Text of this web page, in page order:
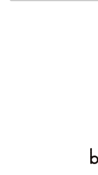
商品番号
／11-4332-